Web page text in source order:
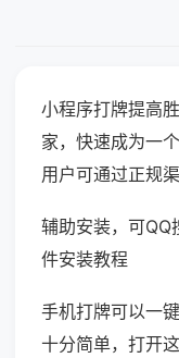
小程序打牌提高
家，快速成为一
用户可通过正规
辅助安装，可
件安装教程
手机打牌可以一
十分简单，打开